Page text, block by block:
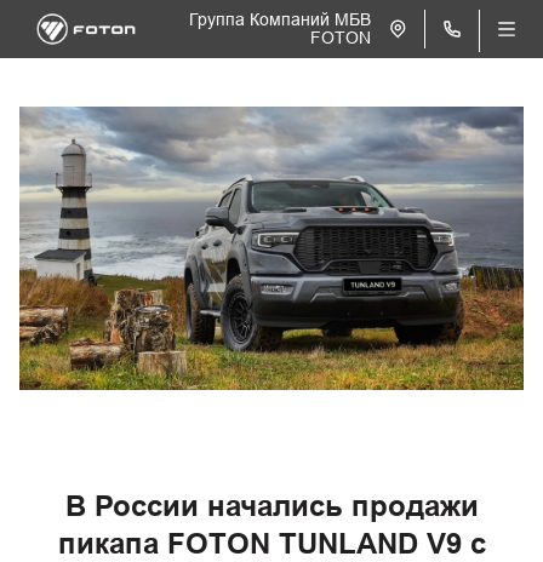
Группа Компаний МБВ
FOTON
В России начались продажи
пикапа FOTON TUNLAND V9 с